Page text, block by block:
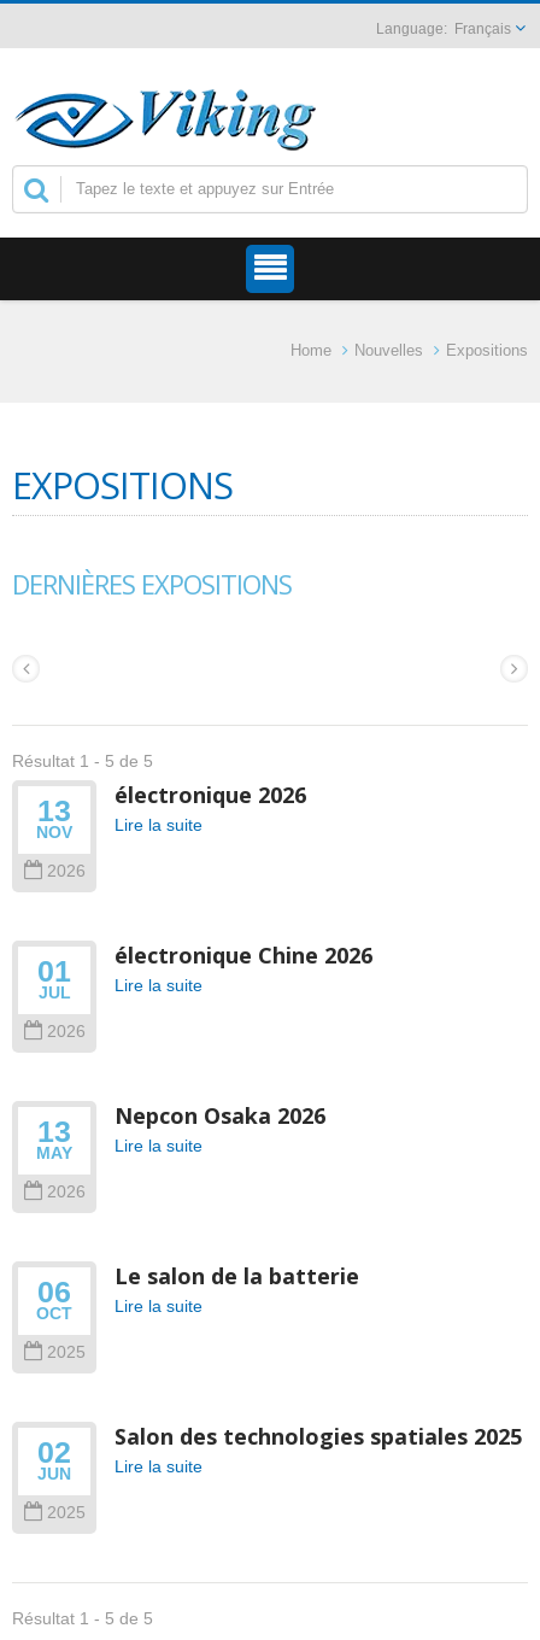
Français
Home Nouvelles Expositions
EXPOSITIONS
DERNIÈRES EXPOSITIONS
Résultat 1 - 5 de 5
13
NOV
2026
électronique 2026
Lire la suite
01
JUL
2026
électronique Chine 2026
Lire la suite
13
MAY
2026
Nepcon Osaka 2026
Lire la suite
06
OCT
2025
Le salon de la batterie
Lire la suite
02
JUN
2025
Salon des technologies spatiales 2025
Lire la suite
Résultat 1 - 5 de 5